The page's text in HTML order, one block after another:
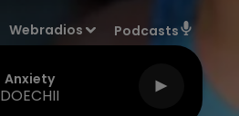
Webradios Podcasts
Anxiety
DOECHII